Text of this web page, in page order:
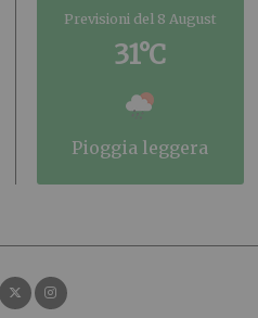
Previsioni del 8 August
31°C
pioggia leggera